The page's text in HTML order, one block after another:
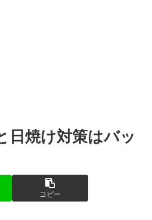
日焼け対策はバッ
コピー